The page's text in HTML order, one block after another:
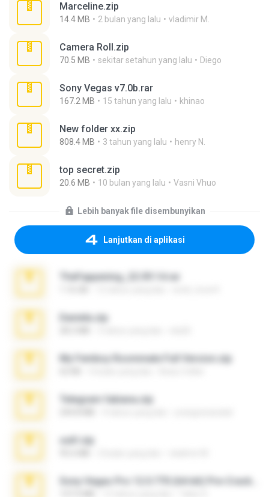
Marceline.zip
14.4 MB 2 bulan yang lalu vladimir M.
Camera Roll.zip
70.5 MB sekitar setahun yang lalu Diego
Sony Vegas v7.0b.rar
167.2 MB 15 tahun yang lalu khinao
New folder xx.zip
808.4 MB 3 tahun yang lalu henry N.
top secret.zip
20.6 MB 10 bulan yang lalu Vasni Vhuo
Lebih banyak file disembunyikan
Lanjutkan di aplikasi
TheFappening_22.09.14.rar
Daniela.zip
My Femboy Roommate Full Version.zip
Telegram fabiana.zip
ouh!.zip